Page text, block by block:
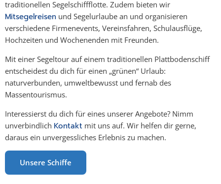
traditionellen Segelschiffflotte. Zudem bieten wir
Mitsegelreisen und Segelurlaube an und organisieren
verschiedene Firmenevents, Vereinsfahren, Schulausflüge,
Hochzeiten und Wochenenden mit Freunden.
Mit einer Segeltour auf einem traditionellen Plattbodenschiff
entscheidest du dich für einen „grünen“ Urlaub:
naturverbunden, umweltbewusst und fernab des
Massentourismus.
Interessierst du dich für eines unserer Angebote? Nimm
unverbindlich Kontakt mit uns auf. Wir helfen dir gerne,
daraus ein unvergessliches Erlebnis zu machen.
Unsere Schiffe